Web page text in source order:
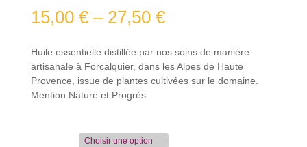
15,00 €– 27,50 €
Huile essentielle distillée par nos soins de manière
artisanale à Forcalquier, dans les Alpes de Haute
Provence, issue de plantes cultivées sur le domaine.
Mention Nature et Progrès.